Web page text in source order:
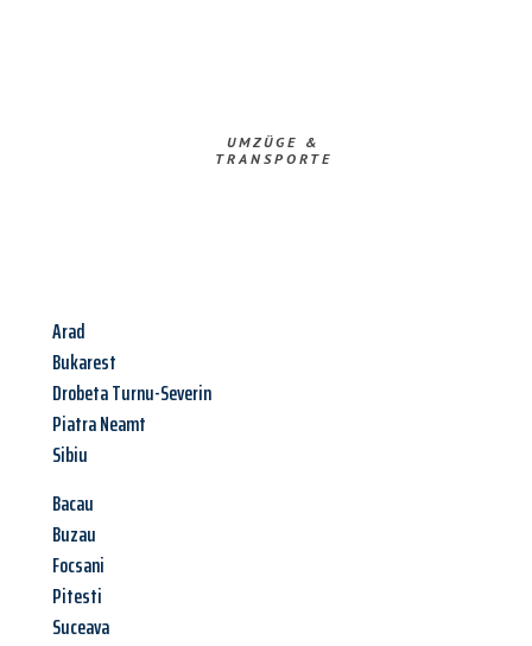
UMZÜGE &
TRANSPORTE
Arad
Bukarest
Drobeta Turnu-Severin
Piatra Neamt
Sibiu
Bacau
Buzau
Focsani
Pitesti
Suceava